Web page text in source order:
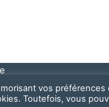
RESERVED.
vos préférences
Toutefois, vous